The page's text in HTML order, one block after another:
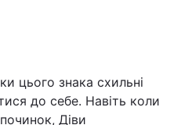
цього знака схильні
до себе. Навіть коли
Діви